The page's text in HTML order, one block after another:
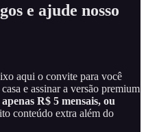
e ajude nosso
aqui o convite para você
e assinar a versão premium
R$ 5 mensais, ou
conteúdo extra além do